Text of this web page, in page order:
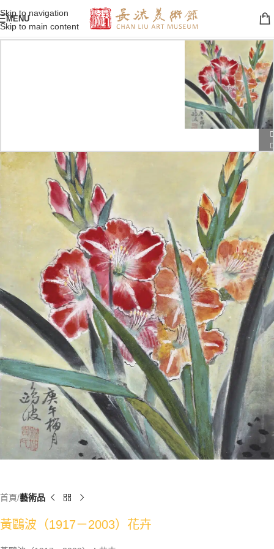
Skip to navigation
Skip to main content
MENU
首頁 藝術品
黃鷗波（1917－2003）花卉